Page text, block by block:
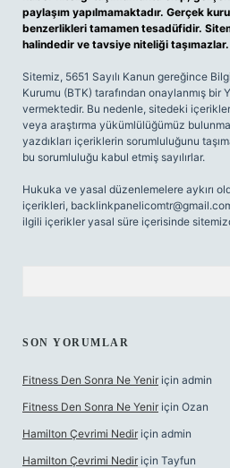
paylaşım yapılmamaktadır. Gerçek
benzerlikleri tamamen tesadüfidir.
halindedir ve tavsiye niteliği taşımazlar.
Sitemiz, 5651 Sayılı Kanun gereğince
Kurumu (BTK) tarafından onaylanmış bir
vermektedir. Bu nedenle, sitedeki
veya araştırma yükümlülüğümüz
yazdıkları içeriklerin sorumluluğunu
bu sorumluluğu kabul etmiş sayılırlar.
Hukuka ve yasal düzenlemelere aykırı
içerikleri,
ilgili içerikler yasal süre içerisinde
SON YORUMLAR
Fitness Den Sonra Ne Yenir için admin
Fitness Den Sonra Ne Yenir için Ozan
Hamilton Çevrimi Nedir için admin
Hamilton Çevrimi Nedir için Tayfun